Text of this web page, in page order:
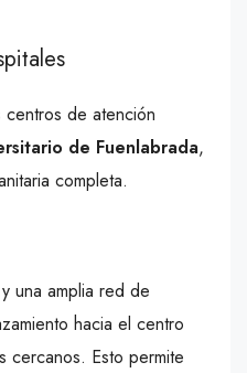
de atención
de Fuenlabrada,
completa.
una amplia red de
hacia el centro
cercanos. Esto permite